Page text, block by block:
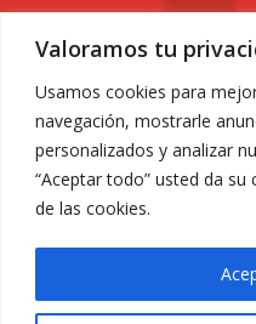
Valoramos tu
Usamos cookies para
navegación, mostrarle
personalizados y analizar
“Aceptar todo” usted da
de las cookies.
CONTACTO:
968 25 01 20
C/ Huerto de las